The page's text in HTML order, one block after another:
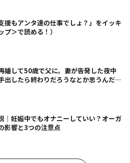
援もアンタ達の仕事でしょ？」をイッキ
プ＞で読める！）
婚して50歳で父に。妻が告発した夜中
出したら終わりだろうなとか思うんだけ
｜妊娠中でもオナニーしていい？オーガ
影響と3つの注意点